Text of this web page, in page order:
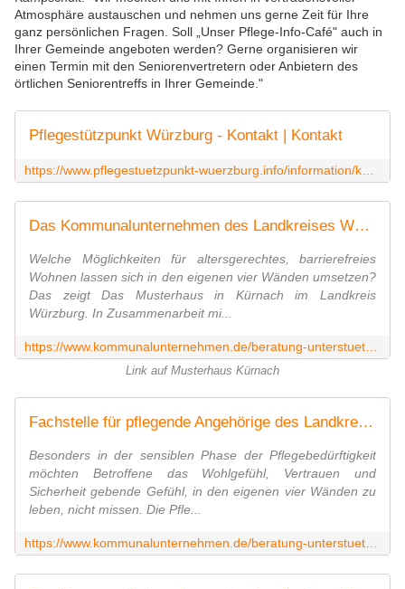
Atmosphäre austauschen und nehmen uns gerne Zeit für Ihre
ganz persönlichen Fragen. Soll „Unser Pflege-Info-Café" auch in
Ihrer Gemeinde angeboten werden? Gerne organisieren wir
einen Termin mit den Seniorenvertretern oder Anbietern des
örtlichen Seniorentreffs in Ihrer Gemeinde."
Pflegestützpunkt Würzburg - Kontakt | Kontakt
Das Kommunalunternehmen des Landkreises Würzburg | Musterhaus
Welche Möglichkeiten für altersgerechtes, barrierefreies
Wohnen lassen sich in den eigenen vier Wänden umsetzen?
Das zeigt Das Musterhaus in Kürnach im Landkreis
Würzburg. In Zusammenarbeit mi...
Link auf Musterhaus Kürnach
Fachstelle für pflegende Angehörige des Landkreises Würzburg
Besonders in der sensiblen Phase der Pflegebedürftigkeit
möchten Betroffene das Wohlgefühl, Vertrauen und
Sicherheit gebende Gefühl, in den eigenen vier Wänden zu
leben, nicht missen. Die Pfle...